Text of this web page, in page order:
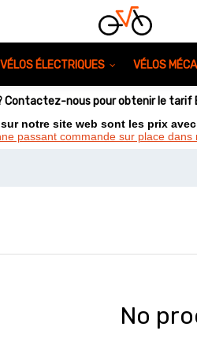
VÉLOS ÉLECTRIQUES VÉLOS
nous pour obtenir le tarif
notre site web sont les prix
passant commande sur place
No